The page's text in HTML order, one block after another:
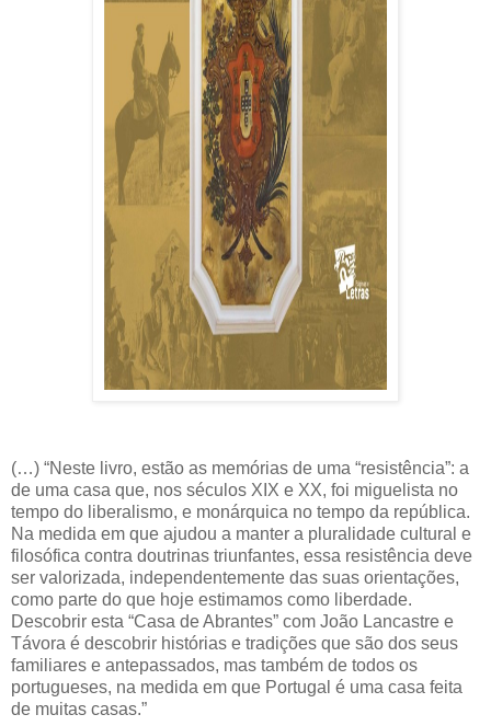
(…) “Neste livro, estão as memórias de uma “resistência”: a
de uma casa que, nos séculos XIX e XX, foi miguelista no
tempo do liberalismo, e monárquica no tempo da república.
Na medida em que ajudou a manter a pluralidade cultural e
filosófica contra doutrinas triunfantes, essa resistência deve
ser valorizada, independentemente das suas orientações,
como parte do que hoje estimamos como liberdade.
Descobrir esta “Casa de Abrantes” com João Lancastre e
Távora é descobrir histórias e tradições que são dos seus
familiares e antepassados, mas também de todos os
portugueses, na medida em que Portugal é uma casa feita
de muitas casas.”